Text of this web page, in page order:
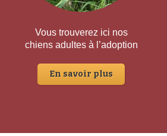
Vous trouverez ici nos
chiens adultes à l’adoption
En savoir plus